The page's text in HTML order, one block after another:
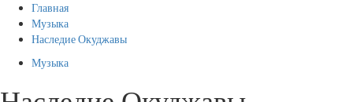
Главная
Музыка
Наследие Окуджавы
Музыка